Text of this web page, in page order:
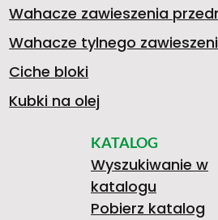
Wahacze zawieszenia
Wahacze tylnego
Ciche bloki
Kubki na olej
KATALOG
Wyszukiwanie w
katalogu
Pobierz katalog